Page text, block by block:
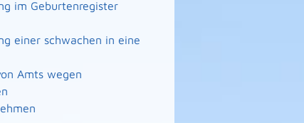
im Geburtenregister
einer schwachen in eine
Amts wegen